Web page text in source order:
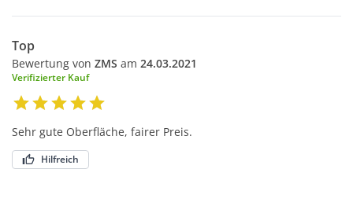
Top
Bewertung von ZMS am 24.03.2021
Verifizierter Kauf
Sehr gute Oberfläche, fairer Preis.
Hilfreich